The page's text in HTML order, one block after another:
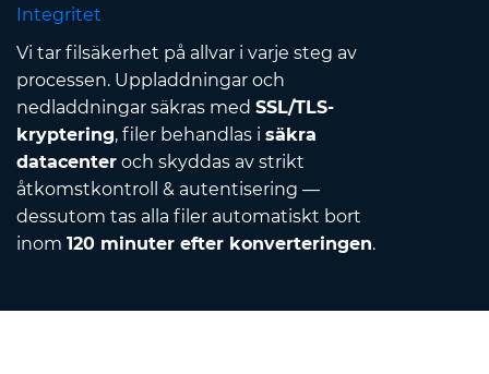
Integritet
Vi tar filsäkerhet på allvar i varje steg av
processen. Uppladdningar och
nedladdningar säkras med SSL/TLS-
kryptering, filer behandlas i säkra
datacenter och skyddas av strikt
åtkomstkontroll & autentisering —
dessutom tas alla filer automatiskt bort
inom 120 minuter efter konverteringen.